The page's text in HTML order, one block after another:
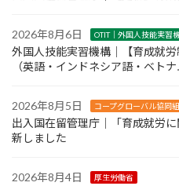
2026年8月6日 OTIT｜外国人技能実習
外国人技能実習機構｜【育成就
（英語・インドネシア語・ベト
2026年8月5日 コープグローバル協同
出入国在留管理庁｜「育成就労
新しました
2026年8月4日 厚生労働省